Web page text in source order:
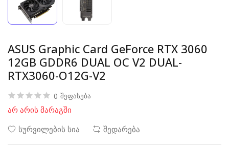
ASUS Graphic Card GeForce RTX 3060
12GB GDDR6 DUAL OC V2 DUAL-
RTX3060-O12G-V2
0 შეფასება
არ არის მარაგში
სურვილების სია
შედარება